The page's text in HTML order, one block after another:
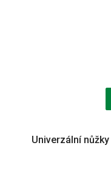
Univerzální nůžky